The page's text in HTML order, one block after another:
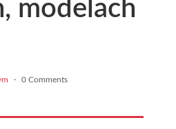
modelach
· 0 Comments